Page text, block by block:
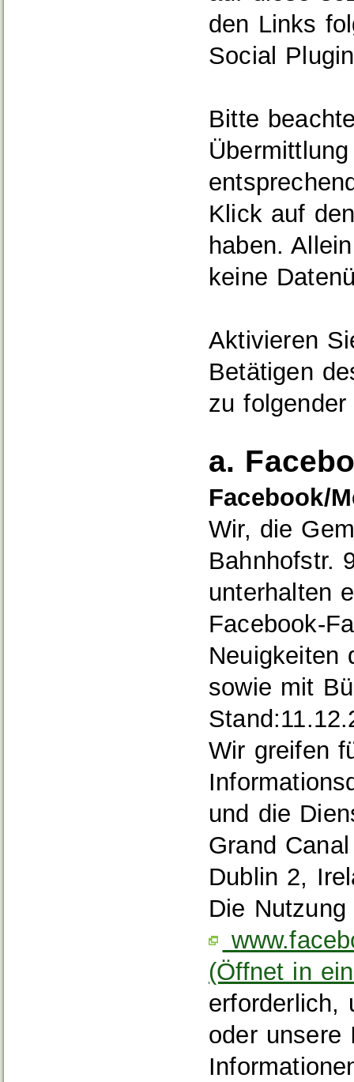
den Links
Social
Bitte
Klick auf
haben.
keine
Aktivieren
Betätigen
zu
a.
Facebook/
Wir, die
Bahnhofstr.
unterhalten
Neuigkeiten
sowie mit
Wir greifen
und die
Grand
Dublin 2,
Die
(Öffnet in
erforderlich,
oder unsere